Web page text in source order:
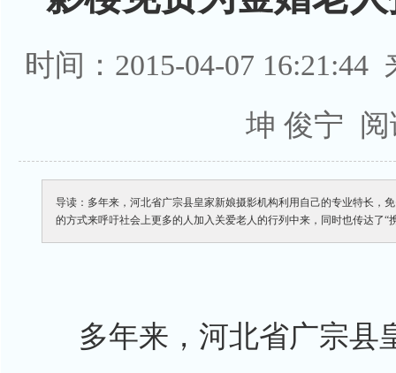
时间：2015-04-07
坤 俊宁 阅
导读：多年来，河北省广宗县皇家新娘摄影机构利用自己的专业特长，
的方式来呼吁社会上更多的人加入关爱老人的行列中来，同时也传达了“
多年来，河北省广宗县